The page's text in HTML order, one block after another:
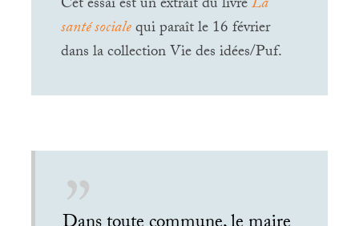
santé socialequi paraît le 16 février
dans la collection Vie des idées/Puf.